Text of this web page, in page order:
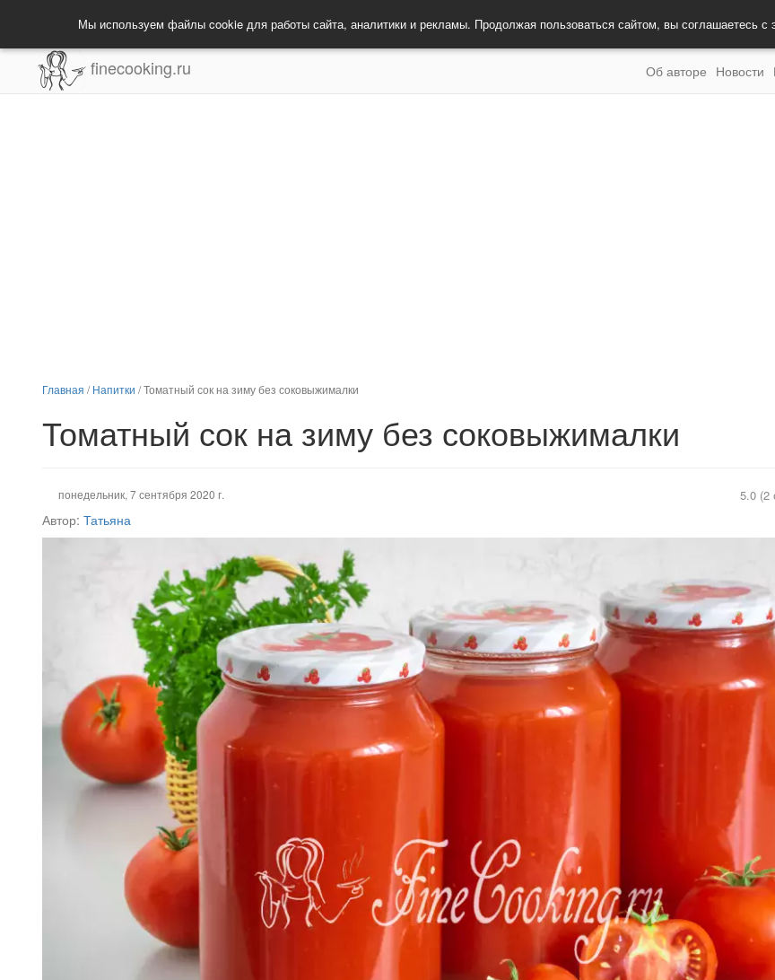
Мы используем файлы cookie для работы сайта, аналитики и рекламы. Продолжая пользоваться сайтом, вы соглашаетесь с
finecooking.ru Об авторе Новости
Главная /Напитки /Томатный сок на зиму без соковыжималки
Томатный сок на зиму без соковыжималки
5.0 (2
понедельник, 7 сентября 2020 г.
Автор: Татьяна